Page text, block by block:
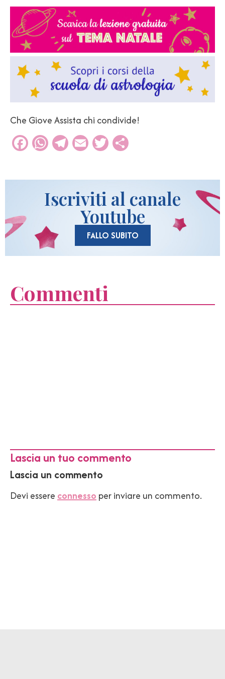
Che Giove Assista chi condivide!
Facebook
WhatsApp
Telegram
EmailTwitter
Iscriviti al canale
Youtube
FALLO SUBITO
Commenti
Lascia un tuo commento
Lascia un commento
Devi essere connesso per inviare un commento.